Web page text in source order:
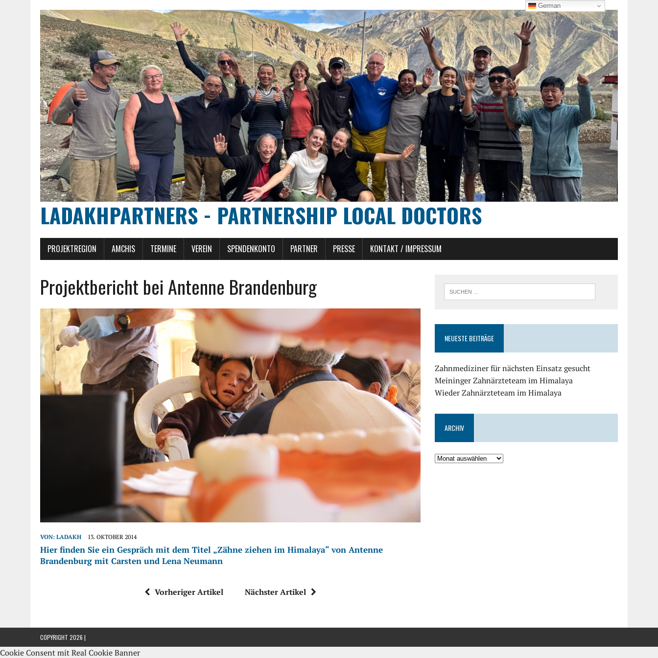
LADAKHPARTNERS - PARTNERSHIP LOCAL DOCTORS
PROJEKTREGION AMCHIS TERMINE VEREIN SPENDENKONTO PARTNER PRESSE KONTAKT / IMPRESSUM
Projektbericht bei Antenne Brandenburg
VON: LADAKH 13. OKTOBER 2014
Hier finden Sie ein Gespräch mit dem Titel „Zähne ziehen im Himalaya“ von Antenne
Brandenburg mit Carsten und Lena Neumann
Vorheriger Artikel Nächster Artikel
NEUESTE BEITRÄGE
Zahnmediziner für nächsten Einsatz gesucht
Meininger Zahnärzteteam im Himalaya
Wieder Zahnärzteteam im Himalaya
ARCHIV
COPYRIGHT 2026 |
German
Cookie Consent mit Real Cookie Banner